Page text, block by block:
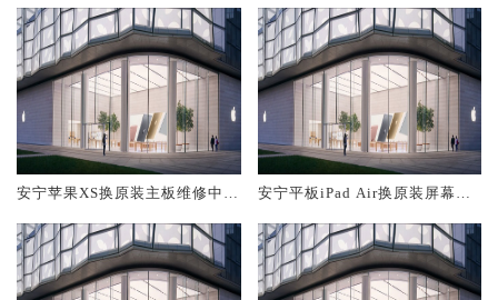
安宁苹果XS换原装主板维修中心
安宁平板iPad Air换原装屏幕服